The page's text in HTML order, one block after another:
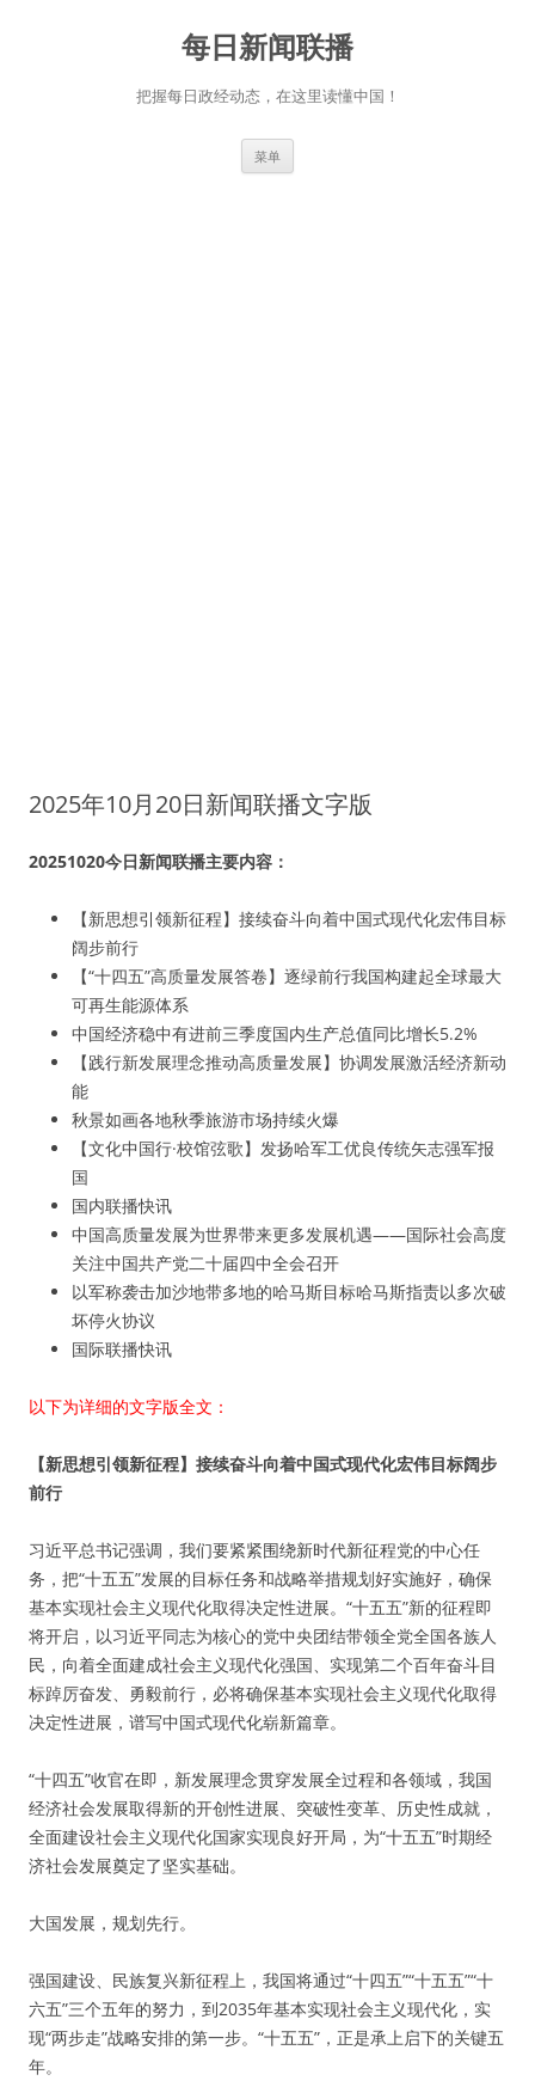
每日新闻联播
把握每日政经动态，在这里读懂中国！
菜单
2025年10月20日新闻联播文字版
20251020今日新闻联播主要内容：
【新思想引领新征程】接续奋斗向着中国式现代化宏伟目标
阔步前行
【“十四五”高质量发展答卷】逐绿前行我国构建起全球最大
可再生能源体系
中国经济稳中有进前三季度国内生产总值同比增长5.2%
【践行新发展理念推动高质量发展】协调发展激活经济新动
能
秋景如画各地秋季旅游市场持续火爆
【文化中国行·校馆弦歌】发扬哈军工优良传统矢志强军报
国
国内联播快讯
中国高质量发展为世界带来更多发展机遇——国际社会高度
关注中国共产党二十届四中全会召开
以军称袭击加沙地带多地的哈马斯目标哈马斯指责以多次破
坏停火协议
国际联播快讯
以下为详细的文字版全文：
【新思想引领新征程】接续奋斗向着中国式现代化宏伟目标阔步
前行
习近平总书记强调，我们要紧紧围绕新时代新征程党的中心任
务，把“十五五”发展的目标任务和战略举措规划好实施好，确保
基本实现社会主义现代化取得决定性进展。“十五五”新的征程即
将开启，以习近平同志为核心的党中央团结带领全党全国各族人
民，向着全面建成社会主义现代化强国、实现第二个百年奋斗目
标踔厉奋发、勇毅前行，必将确保基本实现社会主义现代化取得
决定性进展，谱写中国式现代化崭新篇章。
“十四五”收官在即，新发展理念贯穿发展全过程和各领域，我国
经济社会发展取得新的开创性进展、突破性变革、历史性成就，
全面建设社会主义现代化国家实现良好开局，为“十五五”时期经
济社会发展奠定了坚实基础。
大国发展，规划先行。
强国建设、民族复兴新征程上，我国将通过“十四五”“十五五”“十
六五”三个五年的努力，到2035年基本实现社会主义现代化，实
现“两步走”战略安排的第一步。“十五五”，正是承上启下的关键五
年。